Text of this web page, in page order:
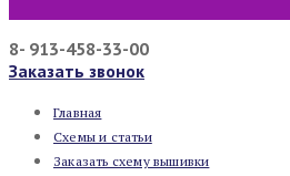
8- 913-458-33-00
Заказать звонок
Главная
Схемы и статьи
Заказать схему вышивки